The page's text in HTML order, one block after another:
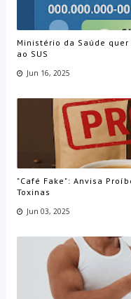
Ministério da Saúde
ao SUS
Jun 16, 2025
"Café Fake": Anvisa
Toxinas
Jun 03, 2025